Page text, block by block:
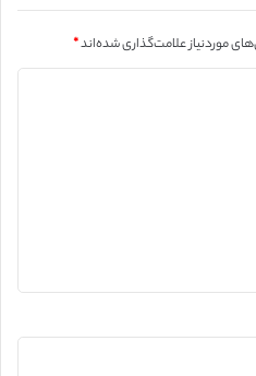
موردنیاز علامت‌گذاری شده‌اند*